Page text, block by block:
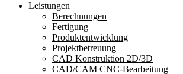
Leistungen
Berechnungen
Fertigung
Produktentwicklung
Projektbetreuung
CAD Konstruktion 2D/3D
CAD/CAM CNC-Bearbeitung